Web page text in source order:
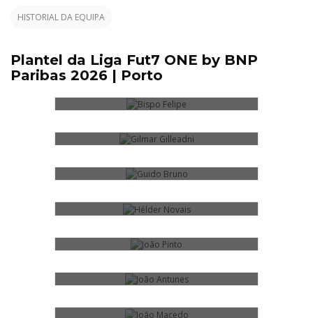
HISTORIAL DA EQUIPA
Plantel da Liga Fut7 ONE by BNP
Paribas 2026 | Porto
GILMAR GILLEADNI
JOÃO ANTUNES